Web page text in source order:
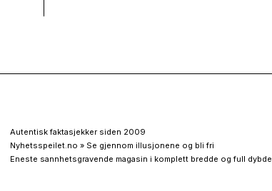
Autentisk faktasjekker siden 2009
Nyhetsspeilet.no » Se gjennom illusjonene og bli fri
Eneste sannhetsgravende magasin i komplett bredde og full dybde